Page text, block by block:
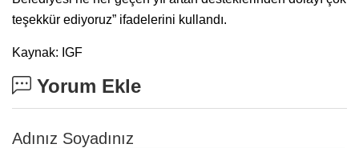
teşekkür ediyoruz” ifadelerini kullandı.
Kaynak: IGF
Yorum Ekle
Adınız Soyadınız